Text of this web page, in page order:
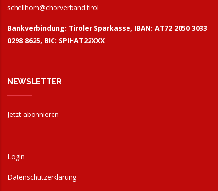
schellhorn@chorverband.tirol
Bankverbindung: Tiroler Sparkasse, IBAN: AT72 2050 3033
0298 8625, BIC: SPIHAT22XXX
NEWSLETTER
Jetzt abonnieren
Login
Datenschutzerklärung